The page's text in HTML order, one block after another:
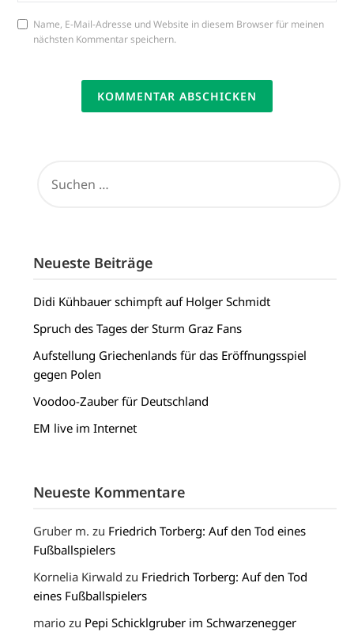
Name, E-Mail-Adresse und Website in diesem Browser für meinen
nächsten Kommentar speichern.
NACH:
Neueste Beiträge
Didi Kühbauer schimpft auf Holger Schmidt
Spruch des Tages der Sturm Graz Fans
Aufstellung Griechenlands für das Eröffnungsspiel
gegen Polen
Voodoo-Zauber für Deutschland
EM live im Internet
Neueste Kommentare
Gruber m. zu Friedrich Torberg: Auf den Tod eines
Fußballspielers
Kornelia Kirwald zu Friedrich Torberg: Auf den Tod
eines Fußballspielers
mario zu Pepi Schicklgruber im Schwarzenegger